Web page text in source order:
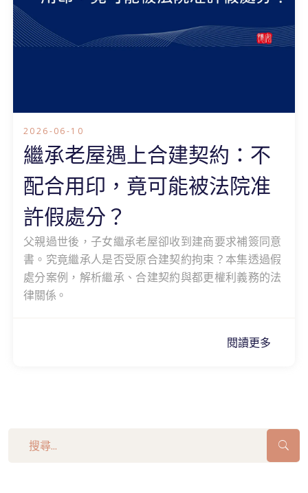
2026-06-10
繼承老屋遇上合建契約：不
配合用印，竟可能被法院准
許假處分？
父親過世後，子女繼承老屋卻收到建商要求補簽同意
書。究竟繼承人是否受原合建契約拘束？本集透過假
處分案例，解析繼承、合建契約與都更權利義務的法
律關係。
閱讀更多